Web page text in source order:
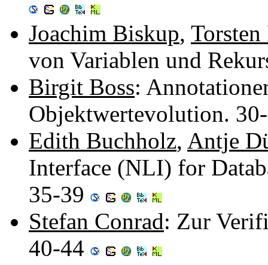
Joachim Biskup,
von Variablen und
Birgit Boss:
Objektwertevolution.
Edith Buchholz, Antje
Interface (NLI) for
35-39
Stefan Conrad: Zur
40-44